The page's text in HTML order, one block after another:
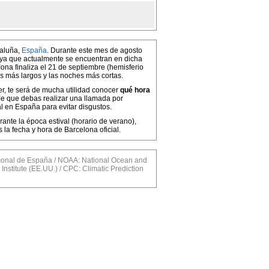
España. Durante este mes de agosto
que actualmente se encuentran en dicha
finaliza el 21 de septiembre (hemisferio
más largos y las noches más cortas.
te será de mucha utilidad conocer qué hora
que debas realizar una llamada por
en España para evitar disgustos.
la época estival (horario de verano),
la fecha y hora de Barcelona oficial.
de España / NOAA: National Ocean and
(EE.UU.) / CPC: Climatic Prediction